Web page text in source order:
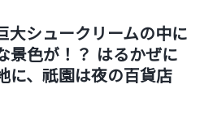
大シュークリームの中に
景色が！？ はるかぜに
に、祇園は夜の百貨店